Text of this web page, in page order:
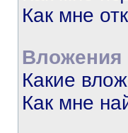
Как мне
Вложения
Какие
Как мне